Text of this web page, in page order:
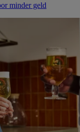
minder geld